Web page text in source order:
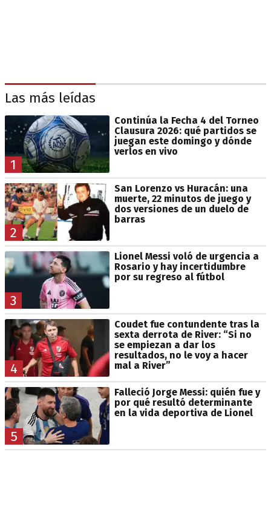
Las más leídas
1
Continúa la Fecha 4 del Torneo
Clausura 2026: qué partidos se
juegan este domingo y dónde
verlos en vivo
2
San Lorenzo vs Huracán: una
muerte, 22 minutos de juego y
dos versiones de un duelo de
barras
3
Lionel Messi voló de urgencia a
Rosario y hay incertidumbre
por su regreso al fútbol
4
Coudet fue contundente tras la
sexta derrota de River: “Si no
se empiezan a dar los
resultados, no le voy a hacer
mal a River”
5
Falleció Jorge Messi: quién fue y
por qué resultó determinante
en la vida deportiva de Lionel